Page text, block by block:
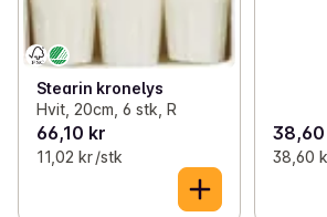
Stearin kronelys
Hvit, 20cm, 6 stk, R
66,10 kr
11,02 kr /stk 38,60